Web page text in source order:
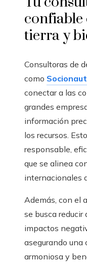
confiable
tierra y
Consultoras de
como Socionaut
conectar a las
grandes
información
los recursos.
responsable,
que se alinea
internacionales
Además, con el
se busca reducir
impactos
asegurando una
armoniosa y